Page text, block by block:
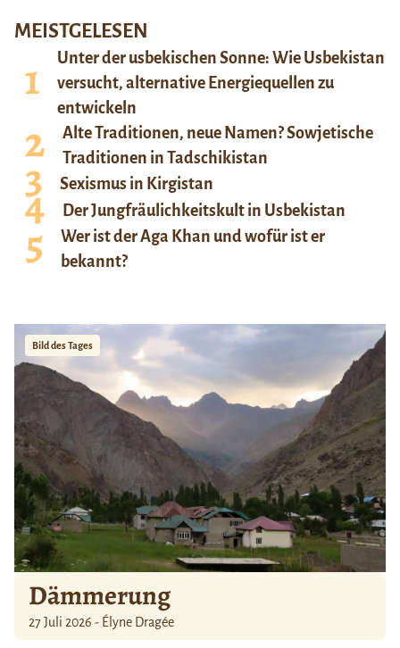
MEISTGELESEN
Unter der usbekischen Sonne: Wie Usbekistan
versucht, alternative Energiequellen zu
entwickeln
Alte Traditionen, neue Namen? Sowjetische
Traditionen in Tadschikistan
Sexismus in Kirgistan
Der Jungfräulichkeitskult in Usbekistan
Wer ist der Aga Khan und wofür ist er
bekannt?
Bild des Tages
Dämmerung
27 Juli 2026 - Élyne Dragée